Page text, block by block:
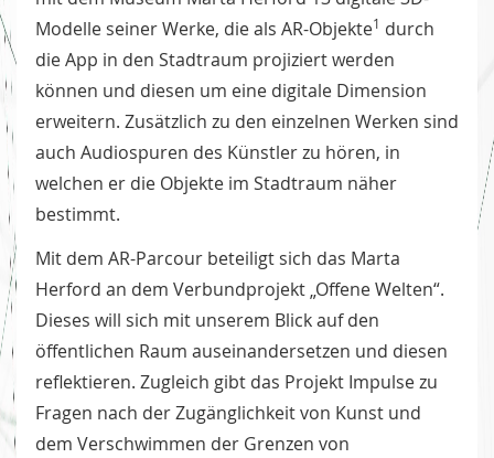
Modelle seiner Werke, die als AR-Objekte1 durch
die App in den Stadtraum projiziert werden
können und diesen um eine digitale Dimension
erweitern. Zusätzlich zu den einzelnen Werken sind
auch Audiospuren des Künstler zu hören, in
welchen er die Objekte im Stadtraum näher
bestimmt.
Mit dem AR-Parcour beteiligt sich das Marta
Herford an dem Verbundprojekt „Offene Welten“.
Dieses will sich mit unserem Blick auf den
öffentlichen Raum auseinandersetzen und diesen
reflektieren. Zugleich gibt das Projekt Impulse zu
Fragen nach der Zugänglichkeit von Kunst und
dem Verschwimmen der Grenzen von